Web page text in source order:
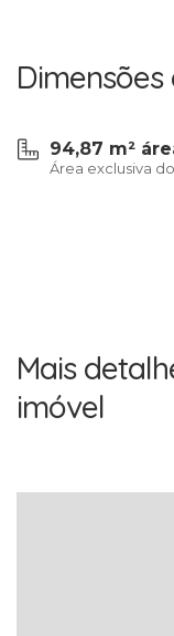
94,87 m²
Área exclusiva
Mais
imóvel